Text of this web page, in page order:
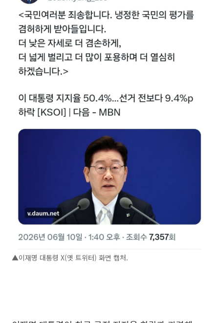
▲이재명 대통령 X(옛 트위터) 화면 캡처.